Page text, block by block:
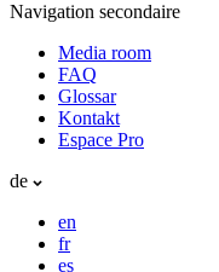
Navigation secondaire
Media room
FAQ
Glossar
Kontakt
Espace Pro
de
en
fr
es